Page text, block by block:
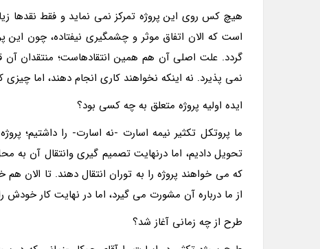
هیچ کس روی این پروژه تمرکز نمی نماید و فقط نقدها
است که الان اتفاق موثر و چشمگیری نیفتاده، چون
گردد. علت اصلی آن هم همین انتقادهاست؛ منتقدان آن
نمی پذیرد. نه اینکه نخواهند کاری انجام دهند، اما
ایده اولیه پروژه متعلق به چه کسی بود؟
ما پروتکل تکثیر نیمه اسارت -نه اسارت- را داشتیم؛
تحویل دادیم، اما درنهایت تصمیم گیری وانتقال آن به
که می خواهند پروژه را به توران انتقال دهند. تا
از ما درباره آن مشورت می گیرد، اما در نهایت کار خودش
طرح از چه زمانی آغاز شد؟